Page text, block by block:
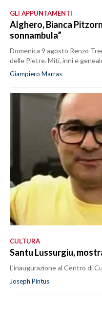
GLI APPUNTAMENTI
Alghero, Bianca
sonnambula”
Domenica 9 agosto Renzo
delle Pietre. Miti, inni e
Giampiero Marras
CULTURA
Santu Lussurgiu,
L’inaugurazione al Centro di
Joseph Pintus